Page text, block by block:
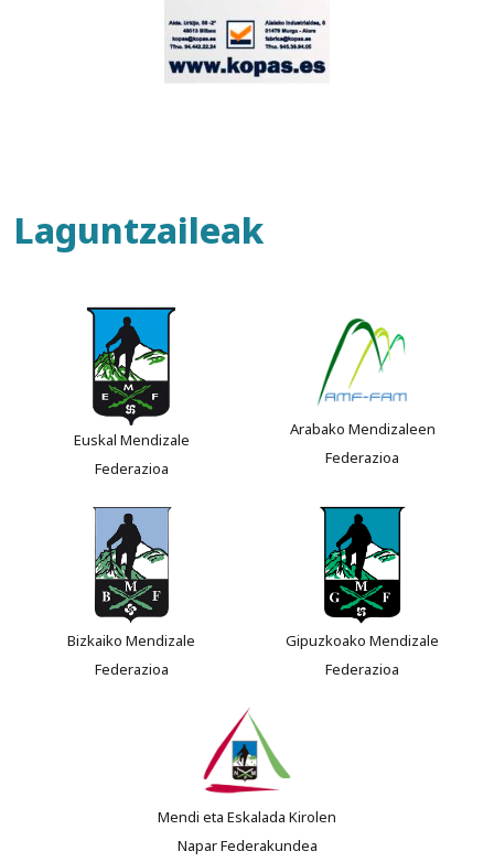
Laguntzaileak
Euskal Mendizale
Federazioa
Arabako Mendizaleen
Federazioa
Bizkaiko Mendizale
Federazioa
Gipuzkoako Mendizale
Federazioa
Mendi eta Eskalada Kirolen
Napar Federakundea